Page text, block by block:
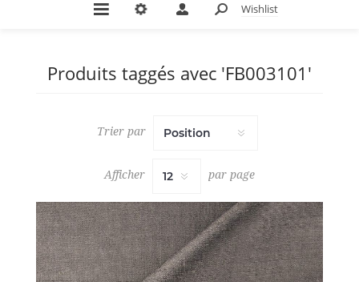
Wishlist
Produits taggés avec 'FB003101'
Trier par
Afficher par page